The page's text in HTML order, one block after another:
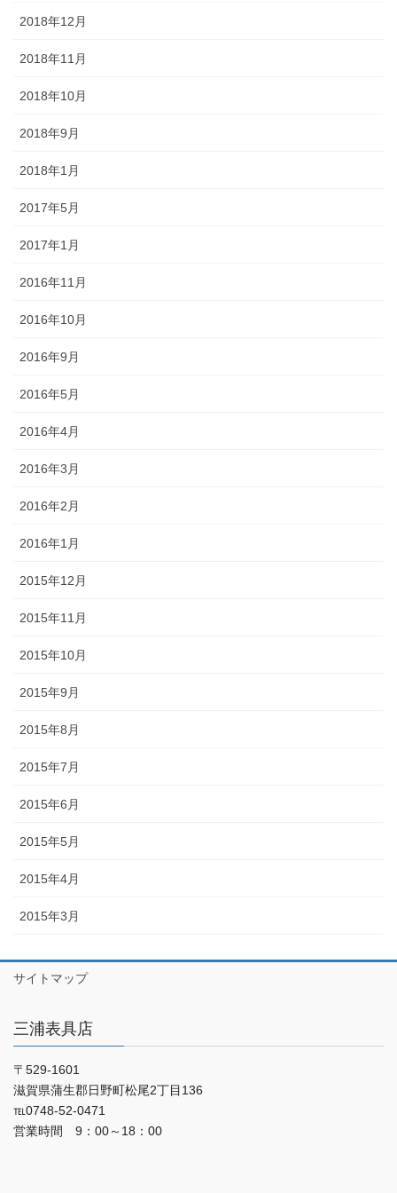
2018年12月
2018年11月
2018年10月
2018年9月
2018年1月
2017年5月
2017年1月
2016年11月
2016年10月
2016年9月
2016年5月
2016年4月
2016年3月
2016年2月
2016年1月
2015年12月
2015年11月
2015年10月
2015年9月
2015年8月
2015年7月
2015年6月
2015年5月
2015年4月
2015年3月
サイトマップ
三浦表具店
〒529-1601
滋賀県蒲生郡日野町松尾2丁目136
℡0748-52-0471
営業時間 9：00～18：00